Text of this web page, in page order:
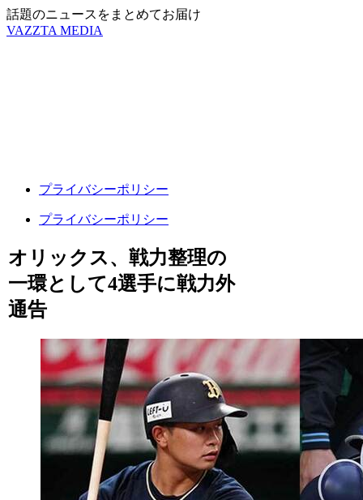
話題のニュースをまとめてお届け
VAZZTA MEDIA
プライバシーポリシー
プライバシーポリシー
オリックス、戦力整理の
一環として4選手に戦力外
通告